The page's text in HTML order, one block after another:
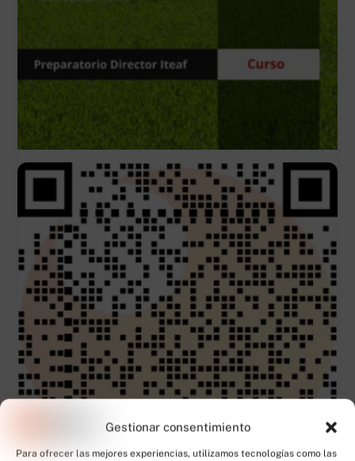
Gestionar consentimiento
Para ofrecer las mejores experiencias, utilizamos tecnologías como las